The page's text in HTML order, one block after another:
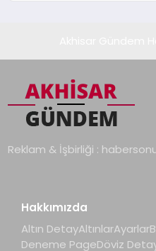
Reklam & İşbirliği :
Hakkımızda
Altın DetayAltınlarAyarlar
Deneme PageDöviz